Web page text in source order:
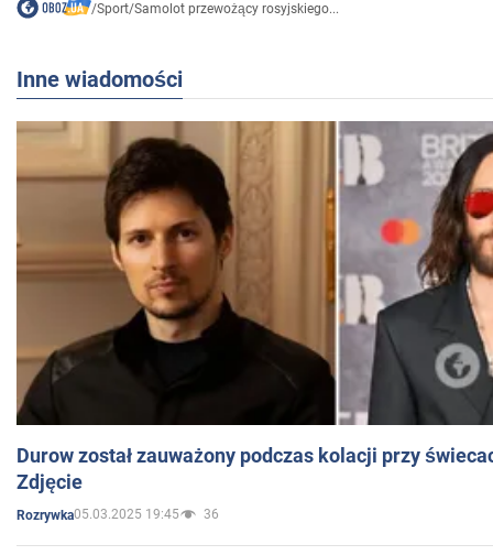
/Sport/Samolot przewożący rosyjskiego...
Inne wiadomości
Durow został zauważony podczas kolacji przy
Zdjęcie
Rozrywka05.03.2025 19:45 36